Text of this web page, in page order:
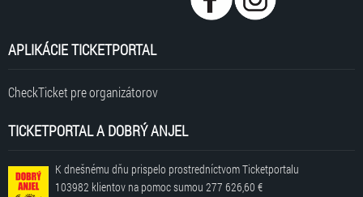
APLIKÁCIE TICKETPORTAL
CheckTicket pre organizátorov
TICKETPORTAL A DOBRÝ ANJEL
K dnešnému dňu prispelo prostredníctvom Ticketportalu
103982 klientov na pomoc sumou 277 626,60 €